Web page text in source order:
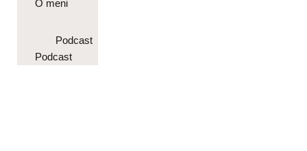
O meni
Podcast
Podcast